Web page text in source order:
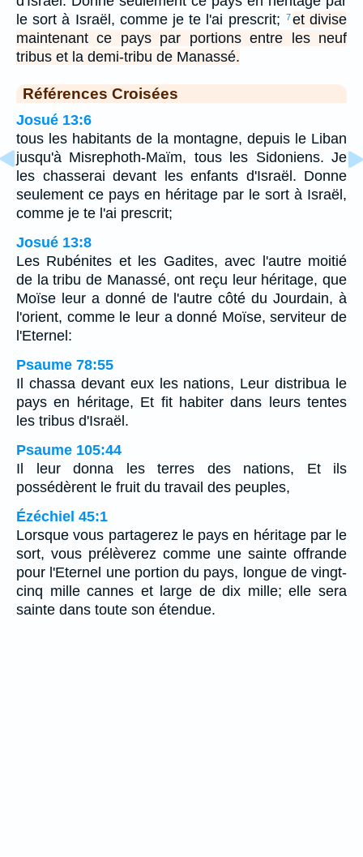
le sort à Israël, comme je te l'ai prescrit;
7et divise
maintenant ce pays par portions entre les neuf
tribus et la demi-tribu de Manassé.
Références Croisées
Josué 13:6
tous les habitants de la montagne, depuis le Liban
jusqu'à Misrephoth-Maïm, tous les Sidoniens. Je
les chasserai devant les enfants d'Israël. Donne
seulement ce pays en héritage par le sort à Israël,
comme je te l'ai prescrit;
Josué 13:8
Les Rubénites et les Gadites, avec l'autre moitié
de la tribu de Manassé, ont reçu leur héritage, que
Moïse leur a donné de l'autre côté du Jourdain, à
l'orient, comme le leur a donné Moïse, serviteur de
l'Eternel:
Psaume 78:55
Il chassa devant eux les nations, Leur distribua le
pays en héritage, Et fit habiter dans leurs tentes
les tribus d'Israël.
Psaume 105:44
Il leur donna les terres des nations, Et ils
possédèrent le fruit du travail des peuples,
Ézéchiel 45:1
Lorsque vous partagerez le pays en héritage par le
sort, vous prélèverez comme une sainte offrande
pour l'Eternel une portion du pays, longue de vingt-
cinq mille cannes et large de dix mille; elle sera
sainte dans toute son étendue.